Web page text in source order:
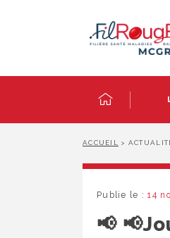
ACCUEIL >
Publie le :14
📢